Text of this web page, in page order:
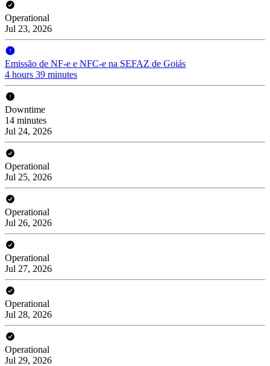
Operational
Jul 23, 2026
Emissão de NF-e e NFC-e na SEFAZ de Goiás
4 hours 39 minutes
Downtime
14 minutes
Jul 24, 2026
Operational
Jul 25, 2026
Operational
Jul 26, 2026
Operational
Jul 27, 2026
Operational
Jul 28, 2026
Operational
Jul 29, 2026